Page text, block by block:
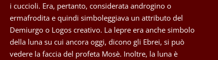
i cuccioli. Era, pertanto, considerata androgino o
ermafrodita e quindi simboleggiava un attributo del
Demiurgo o Logos creativo. La lepre era anche simbolo
della luna su cui ancora oggi, dicono gli Ebrei, si può
vedere la faccia del profeta Mosè. Inoltre, la luna è